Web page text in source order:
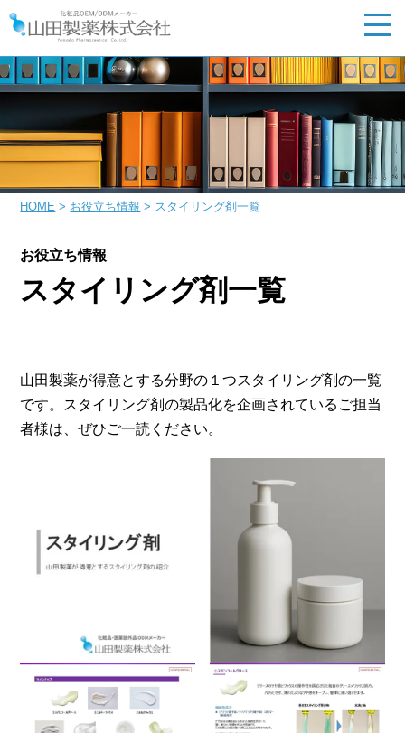
HOME > お役立ち情報 > スタイリング剤一覧
お役立ち情報
スタイリング剤一覧
山田製薬が得意とする分野の１つスタイリング剤の一覧
です。スタイリング剤の製品化を企画されているご担当
者様は、ぜひご一読ください。​​​